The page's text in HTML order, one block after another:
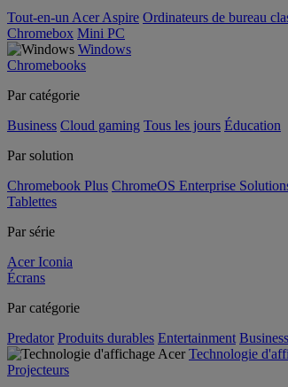
Tout-en-un Acer Aspire Ordinateurs de bureau
Chromebox Mini PC
Windows
Chromebooks
Par catégorie
Business Cloud gaming Tous les jours Éducation
Par solution
Chromebook Plus ChromeOS Enterprise
Tablettes
Par série
Acer Iconia
Écrans
Par catégorie
Predator Produits durables Entertainment Business
Technologie
Projecteurs